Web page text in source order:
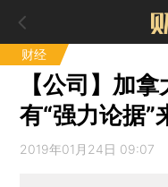
财经
【公司】加
有“强力论据”
2019年01月24日 09:07